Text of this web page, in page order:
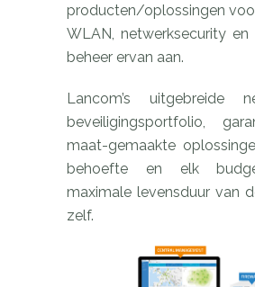
producten/oplossingen
WLAN, netwerksecurity en
beheer ervan aan.
Lancom’s uitgebreide
beveiligingsportfolio,
maat-gemaakte
behoefte en elk
maximale levensduur van
zelf.